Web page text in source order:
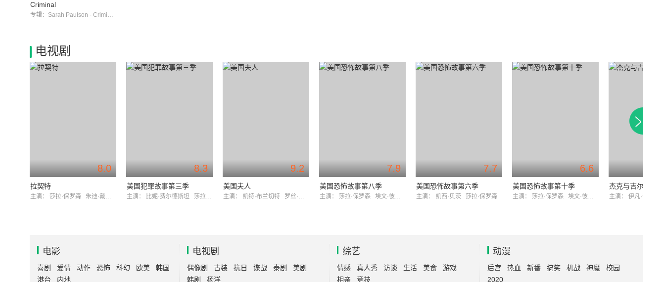
Criminal
专辑：Sarah Paulson - Criminal 美剧《美国恐怖故事:畸形秀》原声
电视剧
8.0
拉契特
主演： 莎拉·保罗森 朱迪·戴维斯
8.3
美国犯罪故事第三季
主演： 比妮·费尔德斯坦 莎拉·保罗森
9.2
美国夫人
主演： 凯特·布兰切特 罗丝·伯恩
7.9
美国恐怖故事第八季
主演： 莎拉·保罗森 埃文·彼得斯
7.7
美国恐怖故事第六季
主演： 凯西·贝茨 莎拉·保罗森
6.6
美国恐怖故事第十季
主演： 莎拉·保罗森 埃文·彼得斯
杰克与吉尔 第一
主演： 伊凡·谢尔盖
电影
喜剧 爱情 动作 恐怖 科幻 欧美
韩国
港台
内地
电视剧
偶像剧 古装 抗日 谍战 泰剧
美剧
韩剧
杨洋
综艺
情感 真人秀 访谈 生活 美食
游戏
相亲
竞技
动漫
后宫 热血 新番 搞笑 机战 神魔
校园
2020